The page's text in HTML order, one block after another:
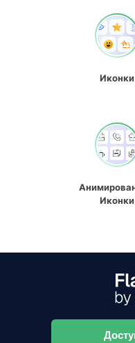
Иконки
Иконки